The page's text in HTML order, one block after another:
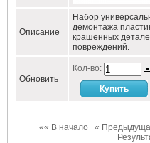
Описание
Набор
демонтажа
крашенных
повреждений.
Обновить
Кол-во:
«« В начало «